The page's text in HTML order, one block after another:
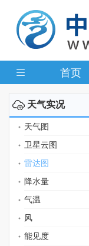
首页
天气实况
天气图
卫星云图
雷达图
降水量
气温
风
能见度